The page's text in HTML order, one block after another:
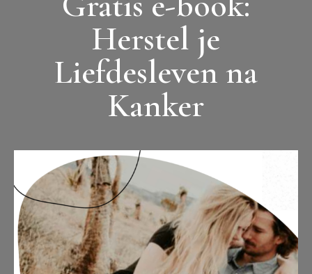
Herstel je
Liefdesleven na
Kanker